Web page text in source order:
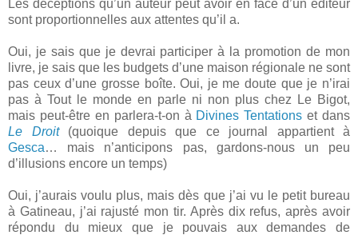
Les déceptions qu’un auteur peut avoir en face d’un éditeur
sont proportionnelles aux attentes qu’il a.
Oui, je sais que je devrai participer à la promotion de mon
livre, je sais que les budgets d’une maison régionale ne sont
pas ceux d’une grosse boîte. Oui, je me doute que je n’irai
pas à Tout le monde en parle ni non plus chez Le Bigot,
mais peut-être en parlera-t-on à Divines Tentations et dans
Le Droit(quoique depuis que ce journal appartient à
Gesca… mais n’anticipons pas, gardons-nous un peu
d’illusions encore un temps)
Oui, j’aurais voulu plus, mais dès que j’ai vu le petit bureau
à Gatineau, j’ai rajusté mon tir. Après dix refus, après avoir
répondu du mieux que je pouvais aux demandes de